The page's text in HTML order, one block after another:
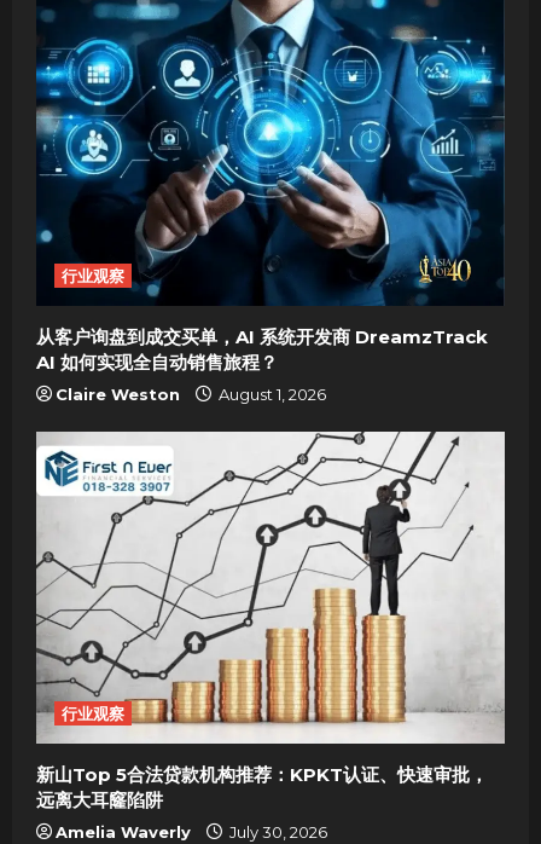
i
g
a
t
i
o
n
行业观察
从客户询盘到成交买单，AI 系统开发商 DreamzTrack
AI 如何实现全自动销售旅程？
Claire Weston August 1, 2026
行业观察
新山Top 5合法贷款机构推荐：KPKT认证、快速审批，
远离大耳窿陷阱
Amelia Waverly July 30, 2026